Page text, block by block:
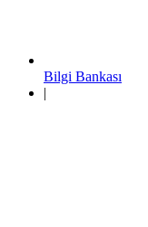
Bilgi Bankası
|